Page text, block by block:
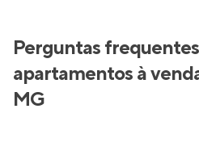
Perguntas
apartamentos à
MG